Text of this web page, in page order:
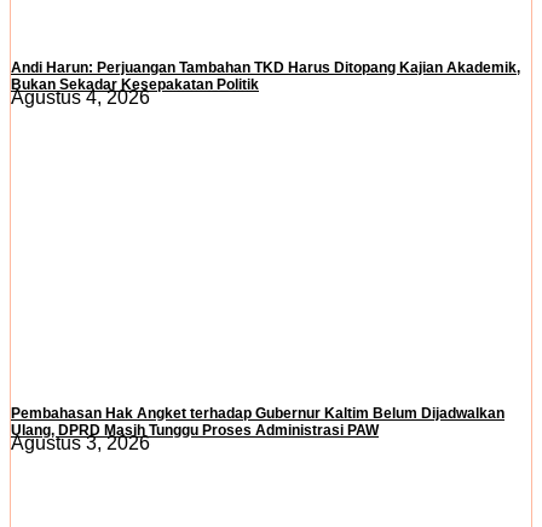
Andi Harun: Perjuangan Tambahan TKD Harus Ditopang Kajian Akademik,
Bukan Sekadar Kesepakatan Politik
Agustus 4, 2026
Pembahasan Hak Angket terhadap Gubernur Kaltim Belum Dijadwalkan
Ulang, DPRD Masih Tunggu Proses Administrasi PAW
Agustus 3, 2026